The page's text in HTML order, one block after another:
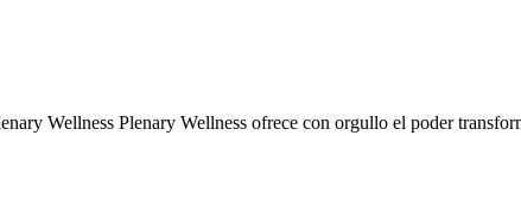
Wellness Plenary Wellness ofrece con orgullo el poder